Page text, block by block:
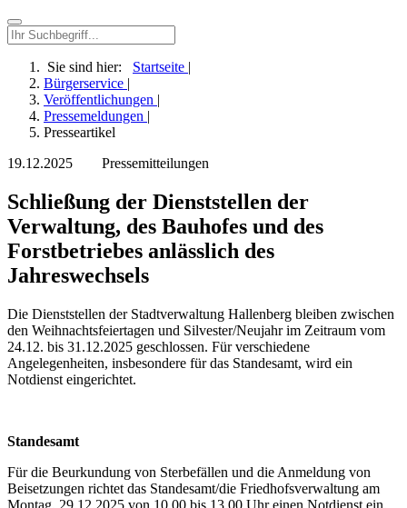
Sie sind hier: Startseite |
Bürgerservice |
Veröffentlichungen |
Pressemeldungen |
Presseartikel
19.12.2025
Pressemitteilungen
Schließung der Dienststellen der
Verwaltung, des Bauhofes und des
Forstbetriebes anlässlich des
Jahreswechsels
Die Dienststellen der Stadtverwaltung Hallenberg bleiben zwischen
den Weihnachtsfeiertagen und Silvester/Neujahr im Zeitraum vom
24.12. bis 31.12.2025 geschlossen. Für verschiedene
Angelegenheiten, insbesondere für das Standesamt, wird ein
Notdienst eingerichtet.
Standesamt
Für die Beurkundung von Sterbefällen und die Anmeldung von
Beisetzungen richtet das Standesamt/die Friedhofsverwaltung am
Montag, 29.12.2025 von 10.00 bis 13.00 Uhr einen Notdienst ein.